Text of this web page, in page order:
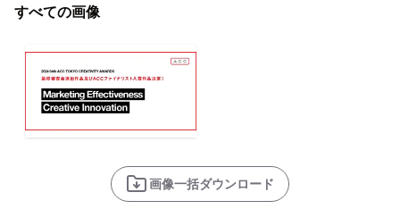
すべての画像
画像一括ダウンロード